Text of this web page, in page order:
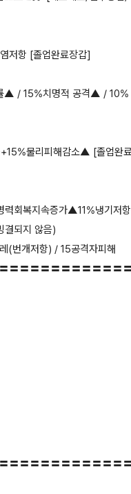
항 [졸업완료장갑]
/ 15%치명적 공격▲ /
물리피해감소▲ [졸업완
회복지속증가▲11%냉기
되지 않음)
(번개저항) / 15공격자피해
〓〓〓〓〓〓〓〓〓〓〓
〓〓〓〓〓〓〓〓〓〓〓